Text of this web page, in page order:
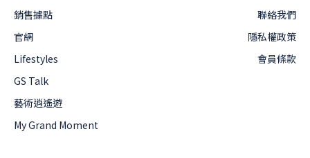
銷售據點
官網
Lifestyles
GS Talk
藝術逍遙遊
My Grand Moment
聯絡我們
隱私權政策
會員條款